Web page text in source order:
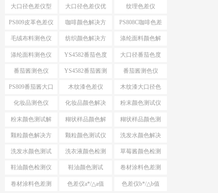
仪 差仪
大口径色差仪型
号推荐
大口径色差仪优
势
纹理色差仪
PS809皮革色差仪 咖啡颜色解决方
案
PS808C咖啡色差
仪
毛绒布料测色仪 纺织颜色解决方
案
涤纶面料颜色解
决方案
涤纶面料测色仪 YS4582番茄色度
仪
大口径番茄色度
仪YS4582
番茄酱测色仪 YS4582番茄酱测
色仪
番茄酱测色仪
PS809
PS809番茄酱大口
径测色仪
木纹漆色差仪 木纹漆大口径色
差仪
化妆品测色仪 化妆品颜色解决
方案
粉末颜色测试仪
选择
粉末颜色测试解
决方案
糊状样品颜色解
决方案
糊状样品颜色测
量
颗粒颜色解决方
案
颗粒颜色测试仪 洗发水颜色解决
方案
洗发水颜色测试
仪
洗衣液颜色检测
仪
草莓酱颜色检测
仪
鞋油颜色检测仪 鞋油颜色测试 卷材涂料色差测
试
卷材涂料色差测 色差仪a*/△a值 色差仪b*/△b值